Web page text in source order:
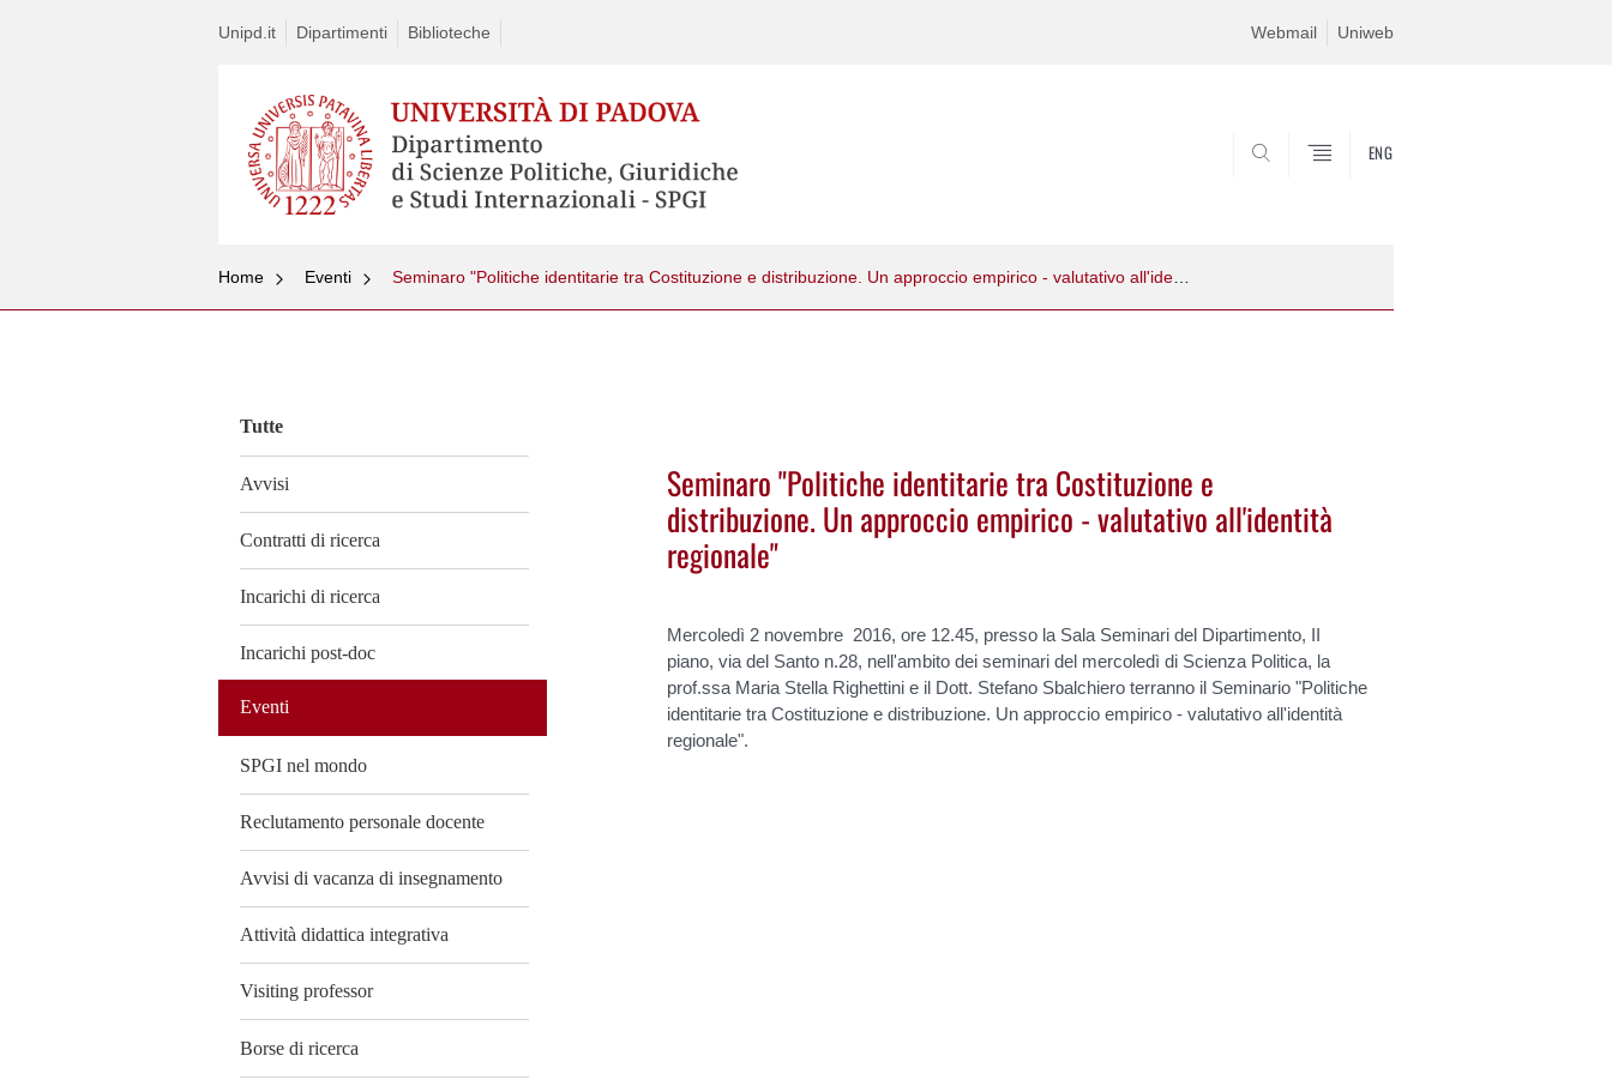
Unipd.it Dipartimenti Biblioteche Webmail Uniweb
ENG
Home Eventi Seminaro "Politiche identitarie tra Costituzione e distribuzione. Un approccio empirico - valutativo all'identità regionale"
Tutte
Avvisi
Contratti di ricerca
Incarichi di ricerca
Incarichi post-doc
Eventi
SPGI nel mondo
Reclutamento personale docente
Avvisi di vacanza di insegnamento
Attività didattica integrativa
Visiting professor
Borse di ricerca
Seminaro "Politiche identitarie tra Costituzione e
distribuzione. Un approccio empirico - valutativo all'identità
regionale"
Mercoledì 2 novembre 2016, ore 12.45, presso la Sala Seminari del Dipartimento, II
piano, via del Santo n.28, nell'ambito dei seminari del mercoledì di Scienza Politica, la
prof.ssa Maria Stella Righettini e il Dott. Stefano Sbalchiero terranno il Seminario "Politiche
identitarie tra Costituzione e distribuzione. Un approccio empirico - valutativo all'identità
regionale".